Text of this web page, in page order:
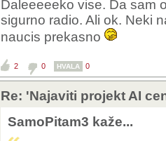
mnogim
Subvencije
neto benefit.
Što kažu
U mjestima
okoliš. U drugim
Daleeeeeko vise. Da sam
sigurno radio. Ali ok. Neki
naucis prekasno
2 0 HVALA 0
Re: 'Najaviti projekt AI
SamoPitam3 kaže...